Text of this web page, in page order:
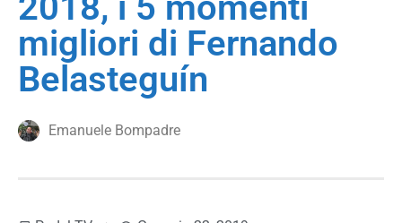
migliori di Fernando
Belasteguín
Emanuele Bompadre